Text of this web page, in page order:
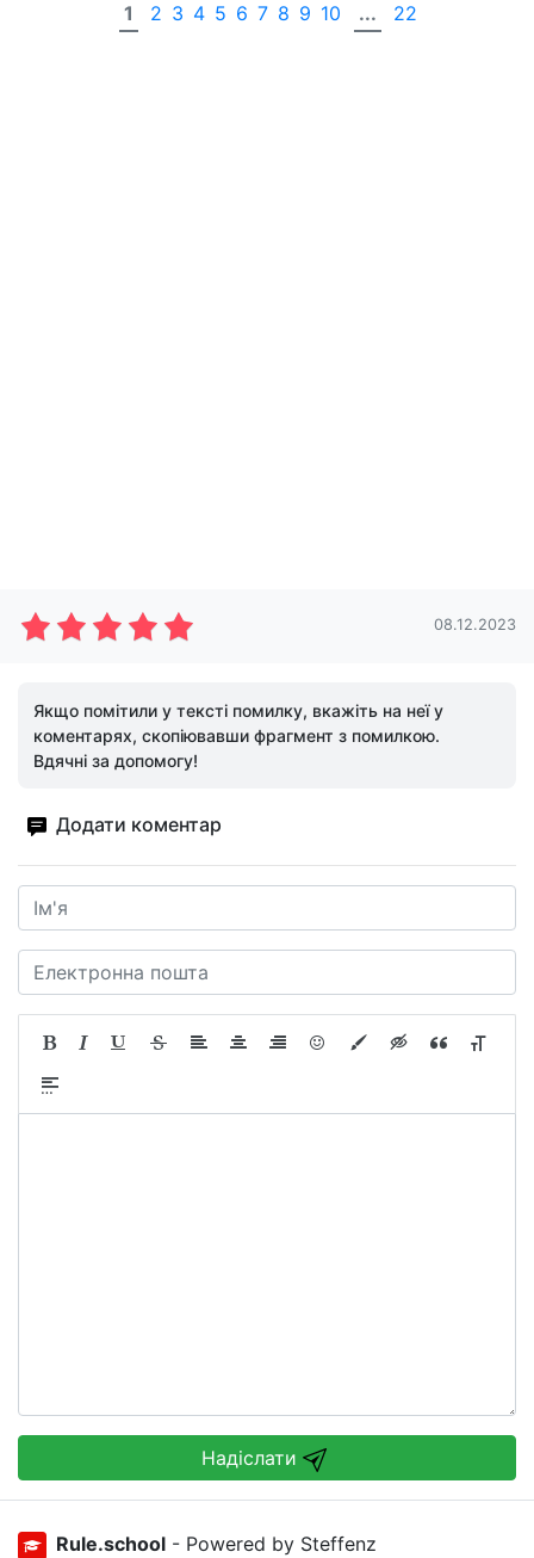
1 2 3 4 5 6 7 8 9 10 ... 22
08.12.2023
Якщо помітили у тексті помилку, вкажіть на неї у
коментарях, скопіювавши фрагмент з помилкою.
Вдячні за допомогу!
Додати коментар
Надіслати
Rule.school - Powered by Steffenz